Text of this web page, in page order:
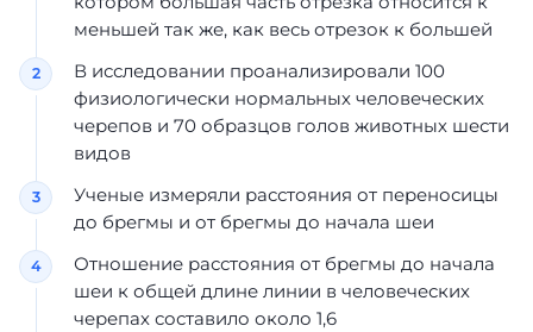
меньшей так же, как весь отрезок к большей
В исследовании проанализировали 100
физиологически нормальных человеческих
черепов и 70 образцов голов животных шести
видов
Ученые измеряли расстояния от переносицы
до брегмы и от брегмы до начала шеи
Отношение расстояния от брегмы до начала
шеи к общей длине линии в человеческих
черепах составило около 1,6